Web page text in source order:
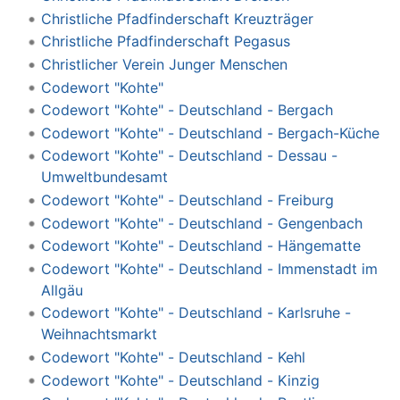
Christliche Pfadfinderschaft Kreuzträger
Christliche Pfadfinderschaft Pegasus
Christlicher Verein Junger Menschen
Codewort "Kohte"
Codewort "Kohte" - Deutschland - Bergach
Codewort "Kohte" - Deutschland - Bergach-Küche
Codewort "Kohte" - Deutschland - Dessau -
Umweltbundesamt
Codewort "Kohte" - Deutschland - Freiburg
Codewort "Kohte" - Deutschland - Gengenbach
Codewort "Kohte" - Deutschland - Hängematte
Codewort "Kohte" - Deutschland - Immenstadt im
Allgäu
Codewort "Kohte" - Deutschland - Karlsruhe -
Weihnachtsmarkt
Codewort "Kohte" - Deutschland - Kehl
Codewort "Kohte" - Deutschland - Kinzig